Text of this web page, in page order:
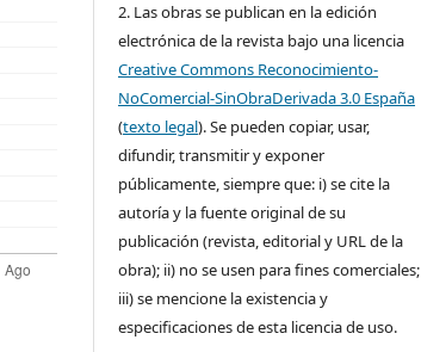
2. Las obras se publican en la edición
electrónica de la revista bajo una licencia
Creative Commons Reconocimiento-
NoComercial-SinObraDerivada 3.0 España
(texto legal). Se pueden copiar, usar,
difundir, transmitir y exponer
públicamente, siempre que: i) se cite la
autoría y la fuente original de su
publicación (revista, editorial y URL de la
obra); ii) no se usen para fines comerciales;
iii) se mencione la existencia y
especificaciones de esta licencia de uso.